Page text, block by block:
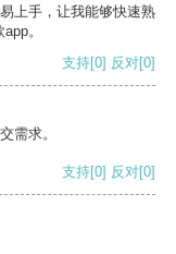
上手，让我能够快速熟
。
支持[0] 反对[0]
需求。
支持[0] 反对[0]